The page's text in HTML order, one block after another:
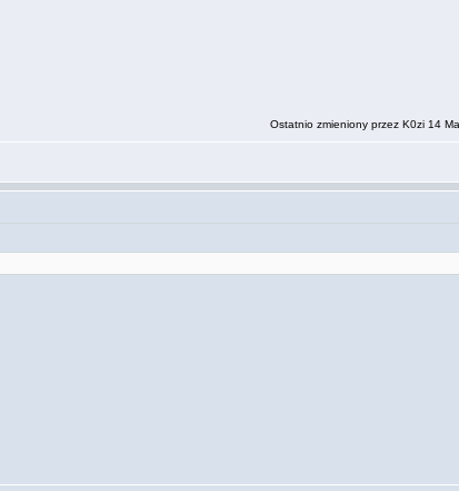
Ostatnio zmieniony przez K0zi 14